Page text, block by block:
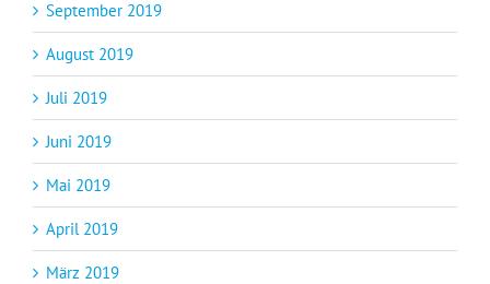
September 2019
August 2019
Juli 2019
Juni 2019
Mai 2019
April 2019
März 2019